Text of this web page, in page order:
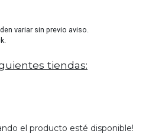
variar sin previo aviso.
tiendas:
el producto esté disponible!